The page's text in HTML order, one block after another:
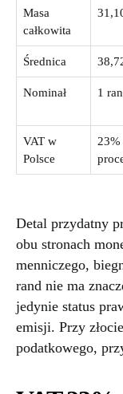
Masa
całkowita
Średnica
Nominał 1
VAT w
Polsce
23%
Detal przydatny
obu stronach
menniczego,
rand nie ma
jedynie status
emisji. Przy
podatkowego,